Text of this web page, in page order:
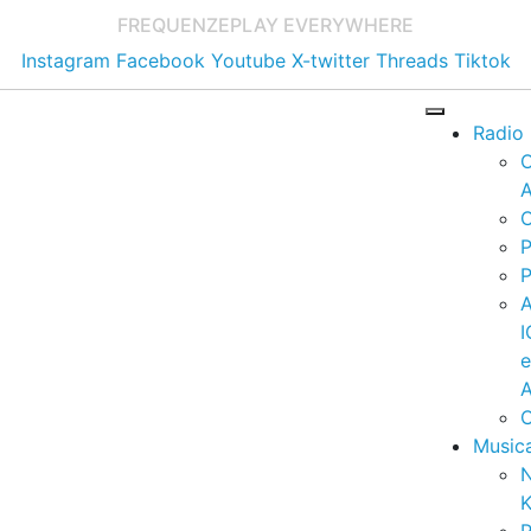
FREQUENZEPLAY EVERYWHERE
Instagram Facebook Youtube X-twitter Threads Tiktok
Radio
e